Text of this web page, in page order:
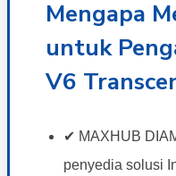
Mengapa
untuk
V6
✔ MAXHUB
penyedia solusi